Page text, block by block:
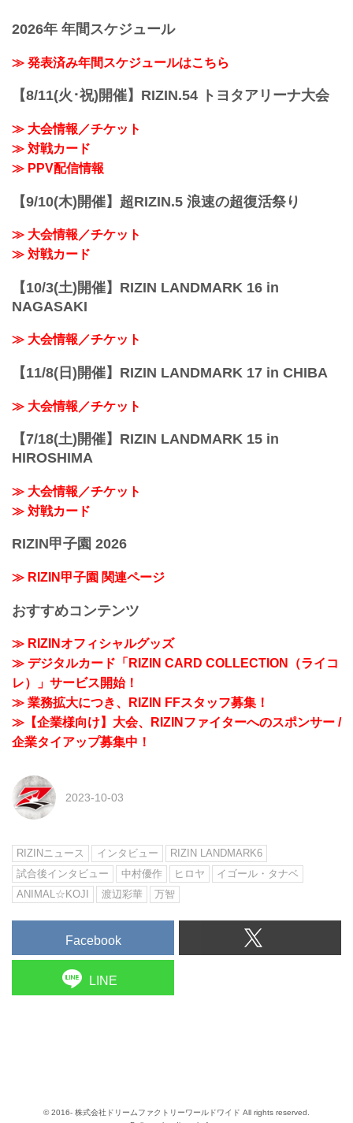
ーー試合後の率直な感想をお聞かせいた
だけますか？
ちたか...
試合後インタビュー Vol.2 / For Japan
NAGOYA
中村優作「思ったよりホンマに強かった
て開催されたFor Japan presents RIZIN
LANDMARK 6 in NAGOYAの出場選手た
ちの試合後インタビューを公開！
YouTubeで見る
ーー試合後の率直な感想をお聞かせいた
2026年 年間スケジュール
≫ 発表済み年間スケジュールはこちら
【8/11(火･祝)開催】RIZIN.54 トヨタアリーナ大会
≫ 大会情報／チケット
≫ 対戦カード
≫ PPV配信情報
【9/10(木)開催】超RIZIN.5 浪速の超復活祭り
≫ 大会情報／チケット
≫ 対戦カード
【10/3(土)開催】RIZIN LANDMARK 16 in
NAGASAKI
≫ 大会情報／チケット
【11/8(日)開催】RIZIN LANDMARK 17 in CHIBA
≫ 大会情報／チケット
【7/18(土)開催】RIZIN LANDMARK 15 in
HIROSHIMA
≫ 大会情報／チケット
≫ 対戦カード
RIZIN甲子園 2026
≫ RIZIN甲子園 関連ページ
おすすめコンテンツ
≫ RIZINオフィシャルグッズ
≫ デジタルカード「RIZIN CARD COLLECTION（ライコ
レ）」サービス開始！
≫ 業務拡大につき、RIZIN FFスタッフ募集！
≫【企業様向け】大会、RIZINファイターへのスポンサー /
企業タイアップ募集中！
2023-10-03
RIZINニュース インタビュー
RIZIN LANDMARK6
試合後インタビュー
中村優作 ヒロヤ
イゴール・タナベ
ANIMAL☆KOJI
渡辺彩華 万智
Facebook
LINE
© 2016- 株式会社ドリームファクトリーワールドワイド All rights reserved.